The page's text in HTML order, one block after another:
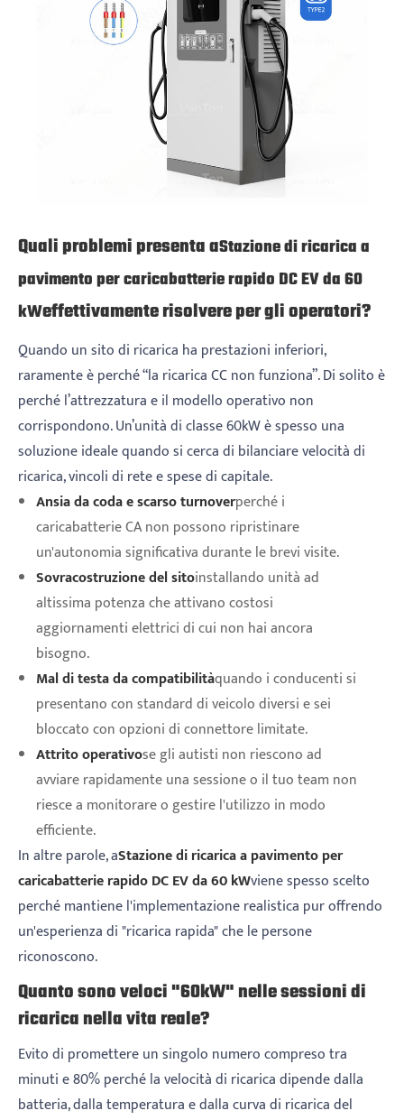
Quali problemi presenta aStazione di ricarica a
pavimento per caricabatterie rapido DC EV da 60
kWeffettivamente risolvere per gli operatori?
Quando un sito di ricarica ha prestazioni inferiori,
raramente è perché “la ricarica CC non funziona”. Di solito è
perché l’attrezzatura e il modello operativo non
corrispondono. Un’unità di classe 60kW è spesso una
soluzione ideale quando si cerca di bilanciare velocità di
ricarica, vincoli di rete e spese di capitale.
Ansia da coda e scarso turnoverperché i
caricabatterie CA non possono ripristinare
un'autonomia significativa durante le brevi visite.
Sovracostruzione del sitoinstallando unità ad
altissima potenza che attivano costosi
aggiornamenti elettrici di cui non hai ancora
bisogno.
Mal di testa da compatibilitàquando i conducenti si
presentano con standard di veicolo diversi e sei
bloccato con opzioni di connettore limitate.
Attrito operativose gli autisti non riescono ad
avviare rapidamente una sessione o il tuo team non
riesce a monitorare o gestire l'utilizzo in modo
efficiente.
In altre parole, aStazione di ricarica a pavimento per
caricabatterie rapido DC EV da 60 kWviene spesso scelto
perché mantiene l'implementazione realistica pur offrendo
un'esperienza di "ricarica rapida" che le persone
riconoscono.
Quanto sono veloci "60kW" nelle sessioni di
ricarica nella vita reale?
Evito di promettere un singolo numero compreso tra
minuti e 80% perché la velocità di ricarica dipende dalla
batteria, dalla temperatura e dalla curva di ricarica del